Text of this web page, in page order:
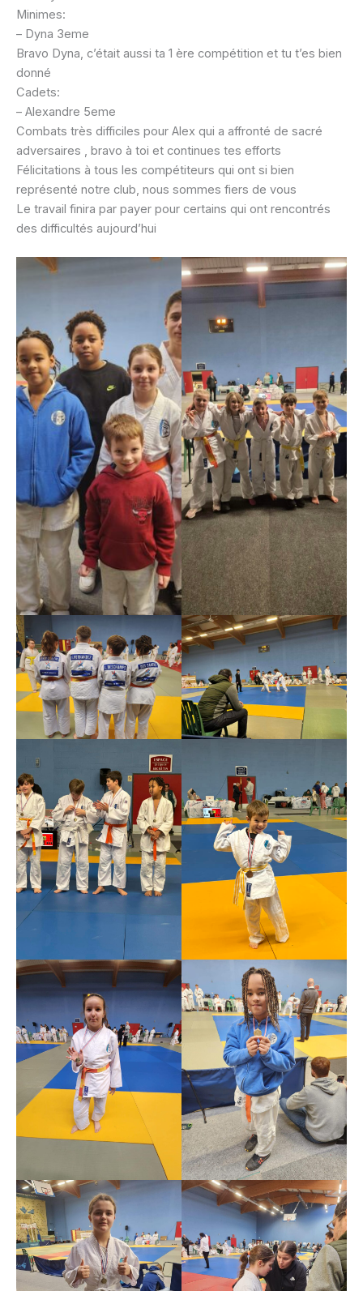
Minimes:
– Dyna 3eme
Bravo Dyna, c’était aussi ta 1 ère compétition et tu t’es bien
donné
Cadets:
– Alexandre 5eme
Combats très difficiles pour Alex qui a affronté de sacré
adversaires , bravo à toi et continues tes efforts
Félicitations à tous les compétiteurs qui ont si bien
représenté notre club, nous sommes fiers de vous
Le travail finira par payer pour certains qui ont rencontrés
des difficultés aujourd’hui